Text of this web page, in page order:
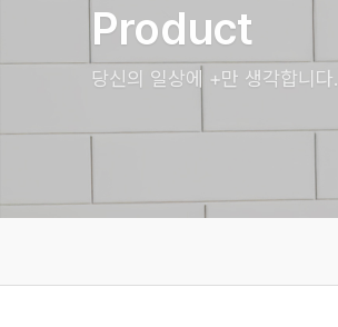
Product
당신의 일상에 +만 생각합니다.